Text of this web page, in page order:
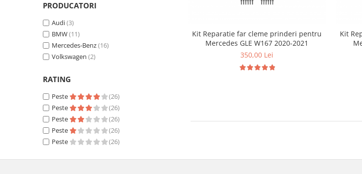
Volkswagen
Camere video auto
Capace oglinzi
Jump Starter Auto
Dopuri anulare clapete admisie
Garnituri galerie admisie BMW
PRODUCATORI
Audi(3)
BMW(11)
Mercedes-Benz(16)
Volkswagen (2)
RATING
Peste
(26)
Peste
(26)
Peste
(26)
Peste
(26)
Peste
(26)
Kit Reparatie far cleme prinderi pentru
Mercedes GLE W167 2020-2021
350,00 Lei
Kit